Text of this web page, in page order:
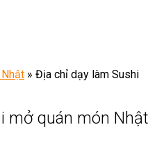
» Địa chỉ dạy làm Sushi
mở quán món Nhật